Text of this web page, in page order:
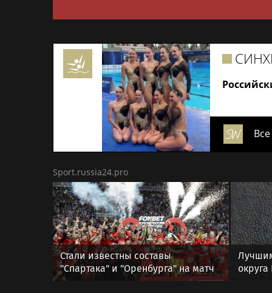
Sport.russia24.pro
Стали известны составы
"Спартака" и "Оренбурга" на матч
Кубка России